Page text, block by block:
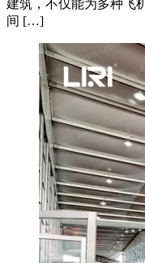
建筑，不仅能为多种飞
间 […]